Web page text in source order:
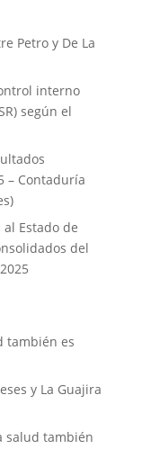
Petro y De La
interno
según el
– Contaduría
Estado de
del
también es
y La Guajira
salud también